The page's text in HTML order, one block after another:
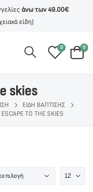
άνω των 49.00€
είδη)
0 0
skies
ΕΊΔΗ ΒΆΠΤΙΣΗΣ
ESCAPE TO THE SKIES